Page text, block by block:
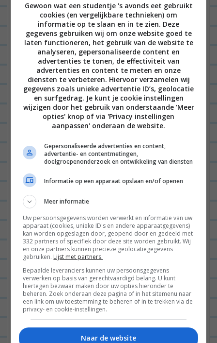
Je koopt de vegetarische spreads van SMAECK bij
de Jumbo, Albert Heijn en Nettorama.
PS: nog even over die Greens hè? Volgens mij kun
je hier ook een hele lekkere vegetarische
borrelplank mee maken; met allemaal dips en
gezellige crackertjes die je erin kunt dopen. Of
groentes! Komkommers en wortel enzo. Mjam!
(Naast een bak chips natuurlijk, hehe).
Wil je meerinfoover dit nieuwe vegetarische
product? Klik opdezelink! En kijkhiervoor meer
inspiratie voor vegetarische lunches met SMAECK.
Lunch jij ook vaak vegetarisch? Laat je idee
hieronder achter en inspireer anderen om dit ook
te doen :D.
Gewoon wat een studentje 's avonds eet gebruikt
cookies (en vergelijkbare technieken) om
informatie op te slaan en in te zien. Deze
gegevens gebruiken wij om onze website goed te
laten functioneren, het gebruik van de website te
analyseren, gepersonaliseerde content en
advertenties te tonen, de effectiviteit van
advertenties en content te meten en onze
diensten te verbeteren. Hiervoor verzamelen wij
gegevens zoals unieke advertentie ID’s, geolocatie
en surfgedrag. Je kunt je cookie instellingen
wijzigen door het gebruik van onderstaande 'Meer
opties' knop of via 'Privacy instellingen
aanpassen' onderaan de website.
Gepersonaliseerde advertenties en content,
advertentie- en contentmetingen,
doelgroepenonderzoek en ontwikkeling van diensten
Informatie op een apparaat opslaan en/of openen
Meer informatie
Uw persoonsgegevens worden verwerkt en informatie van uw
apparaat (cookies, unieke ID's en andere apparaatgegevens)
kan worden opgeslagen door, geopend door en gedeeld met
332 partners of specifiek door deze site worden gebruikt. Wij
en onze partners kunnen precieze geolocatiegegevens
gebruiken. Lijst met partners.
Bepaalde leveranciers kunnen uw persoonsgegevens
verwerken op basis van gerechtvaardigd belang. U kunt
hiertegen bezwaar maken door uw opties hieronder te
beheren. Zoek onderaan deze pagina of in het sitemenu naar
een link om uw toestemming te beheren of in te trekken via de
privacy- en cookie-instellingen.
Naar de website